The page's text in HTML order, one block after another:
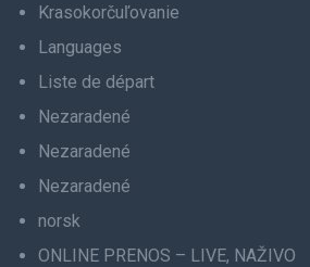
Krasokorčuľovanie
Languages
Liste de départ
Nezaradené
Nezaradené
Nezaradené
norsk
ONLINE PRENOS – LIVE, NAŽIVO